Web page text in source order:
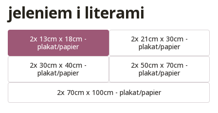
jeleniem i literami
2x 13cm x 18cm -
plakat/papier
2x 21cm x 30cm -
plakat/papier
2x 30cm x 40cm -
plakat/papier
2x 50cm x 70cm -
plakat/papier
2x 70cm x 100cm - plakat/papier